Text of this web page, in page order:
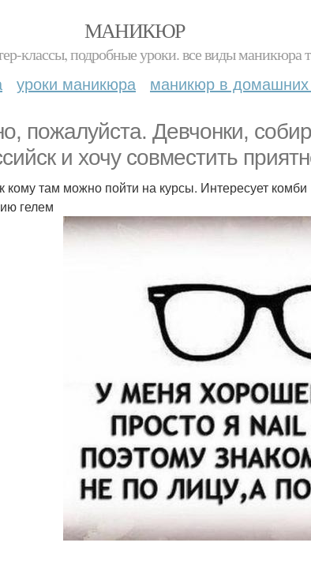
МАНИКЮР
классы, подробные уроки. все виды маникюра
уроки маникюра маникюр в домашних
пожалуйста. Девчонки,
и хочу совместить
кому там можно пойти на курсы. Интересует
гелем